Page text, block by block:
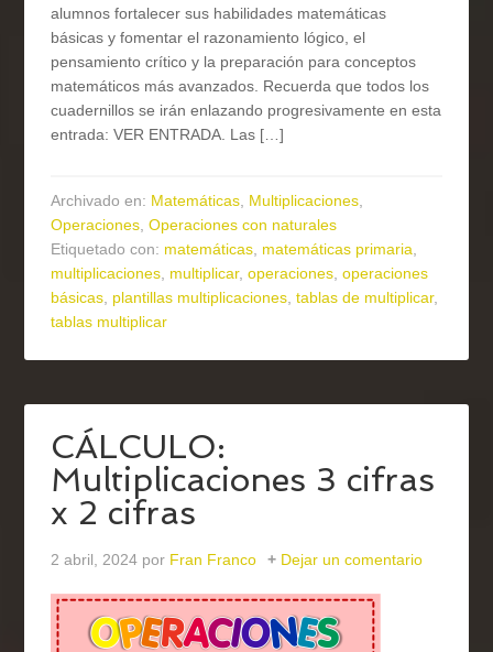
alumnos fortalecer sus habilidades matemáticas
básicas y fomentar el razonamiento lógico, el
pensamiento crítico y la preparación para conceptos
matemáticos más avanzados. Recuerda que todos los
cuadernillos se irán enlazando progresivamente en esta
entrada: VER ENTRADA. Las […]
Archivado en: Matemáticas, Multiplicaciones,
Operaciones,Operaciones con naturales
Etiquetado con: matemáticas, matemáticas primaria,
multiplicaciones, multiplicar,operaciones,operaciones
básicas, plantillas multiplicaciones,tablas de multiplicar,
tablas multiplicar
CÁLCULO:
Multiplicaciones 3 cifras
x 2 cifras
2 abril, 2024 por Fran Franco Dejar un comentario